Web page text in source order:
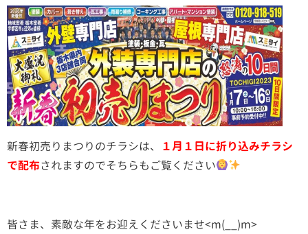
新春初売りまつりのチラシは、
１月１日に折り込みチラシ
で配布されますのでそちらもご覧ください
皆さま、素敵な年をお迎えくださいませ<m(__)m>